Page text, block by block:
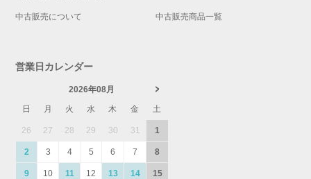
中古販売について 中古販売商品一覧
営業日カレンダー
2026年08月
日
月 火 水 木 金 土
26 27 28 29 30 31 1
2 3 4 5 6 7 8
9 10 11 12 13 14 15